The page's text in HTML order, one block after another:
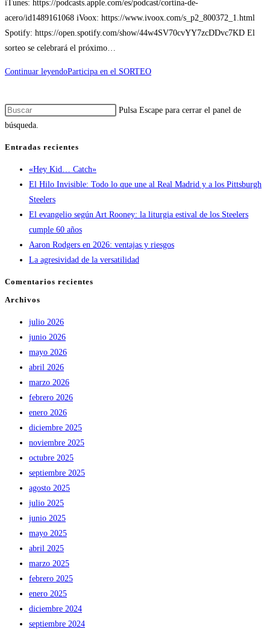
iTunes: https://podcasts.apple.com/es/podcast/cortina-de-
acero/id1489161068 iVoox: https://www.ivoox.com/s_p2_800372_1.html
Spotify: https://open.spotify.com/show/44w4SV70cvYY7zcDDvc7KD El
sorteo se celebrará el próximo…
Continuar leyendoParticipa en el SORTEO
Pulsa Escape para cerrar el panel de
búsqueda.
Entradas recientes
«Hey Kid… Catch»
El Hilo Invisible: Todo lo que une al Real Madrid y a los Pittsburgh
Steelers
El evangelio según Art Rooney: la liturgia estival de los Steelers
cumple 60 años
Aaron Rodgers en 2026: ventajas y riesgos
La agresividad de la versatilidad
Comentarios recientes
Archivos
julio 2026
junio 2026
mayo 2026
abril 2026
marzo 2026
febrero 2026
enero 2026
diciembre 2025
noviembre 2025
octubre 2025
septiembre 2025
agosto 2025
julio 2025
junio 2025
mayo 2025
abril 2025
marzo 2025
febrero 2025
enero 2025
diciembre 2024
septiembre 2024